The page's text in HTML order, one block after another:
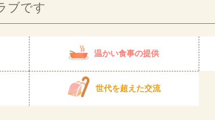
ブです
温かい食事の提供
世代を超えた交流